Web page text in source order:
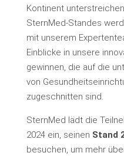
Kontinent
SternMed-Standes
mit unserem
Einblicke in unsere
gewinnen, die auf die
von
zugeschnitten sind.
SternMed lädt die
2024 ein, seinen Stand
besuchen, um mehr